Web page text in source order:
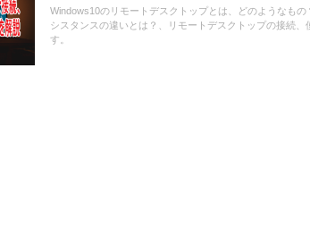
Windows10のリモートデスクトップとは、どのようなも
シスタンスの違いとは？、リモートデスクトップの接続
す。